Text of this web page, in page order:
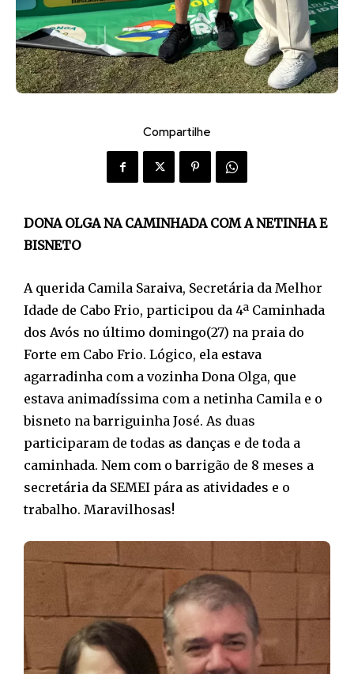
Compartilhe
DONA OLGA NA CAMINHADA COM A NETINHA E
BISNETO
A querida Camila Saraiva, Secretária da Melhor
Idade de Cabo Frio, participou da 4ª Caminhada
dos Avós no último domingo(27) na praia do
Forte em Cabo Frio. Lógico, ela estava
agarradinha com a vozinha Dona Olga, que
estava animadíssima com a netinha Camila e o
bisneto na barriguinha José. As duas
participaram de todas as danças e de toda a
caminhada. Nem com o barrigão de 8 meses a
secretária da SEMEI pára as atividades e o
trabalho. Maravilhosas!